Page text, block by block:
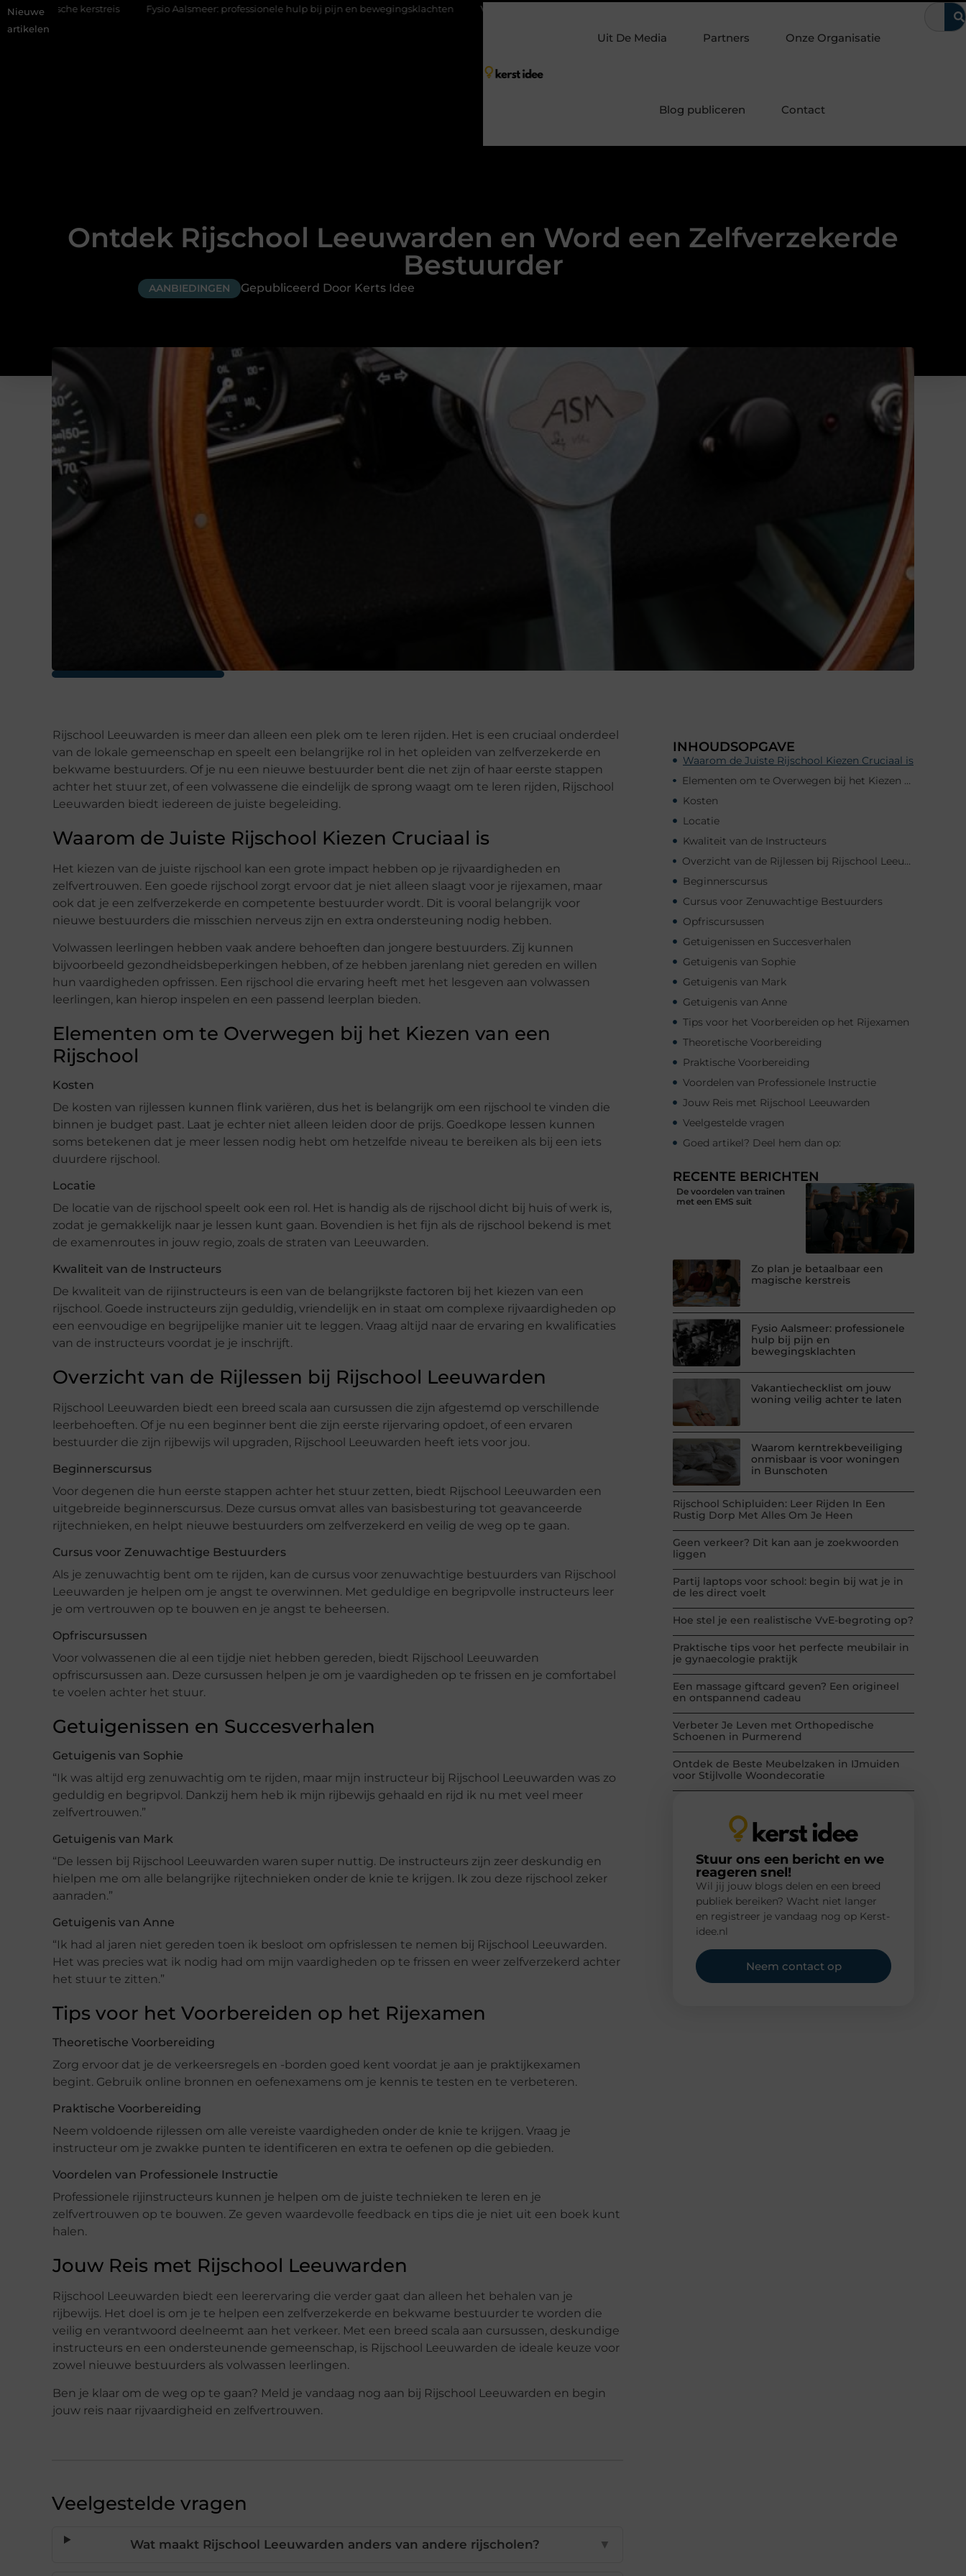
Nieuwe
artikelen
kerstreis Fysio Aalsmeer: professionele hulp bij pijn en bewegingsklachten Vakantiechecklist om jouw woning veilig achter te laten Waarom kerntrekbeveiliging onmisbaar is voor
Uit De Media Partners Onze Organisatie
Blog publiceren Contact
Ontdek Rijschool Leeuwarden en Word een Zelfverzekerde
Bestuurder
AANBIEDINGEN Gepubliceerd Door Kerts Idee
Rijschool Leeuwarden is meer dan alleen een plek om te leren rijden. Het is een cruciaal onderdeel
van de lokale gemeenschap en speelt een belangrijke rol in het opleiden van zelfverzekerde en
bekwame bestuurders. Of je nu een nieuwe bestuurder bent die net zijn of haar eerste stappen
achter het stuur zet, of een volwassene die eindelijk de sprong waagt om te leren rijden, Rijschool
Leeuwarden biedt iedereen de juiste begeleiding.
Waarom de Juiste Rijschool Kiezen Cruciaal is
Het kiezen van de juiste rijschool kan een grote impact hebben op je rijvaardigheden en
zelfvertrouwen. Een goede rijschool zorgt ervoor dat je niet alleen slaagt voor je rijexamen, maar
ook dat je een zelfverzekerde en competente bestuurder wordt. Dit is vooral belangrijk voor
nieuwe bestuurders die misschien nerveus zijn en extra ondersteuning nodig hebben.
Volwassen leerlingen hebben vaak andere behoeften dan jongere bestuurders. Zij kunnen
bijvoorbeeld gezondheidsbeperkingen hebben, of ze hebben jarenlang niet gereden en willen
hun vaardigheden opfrissen. Een rijschool die ervaring heeft met het lesgeven aan volwassen
leerlingen, kan hierop inspelen en een passend leerplan bieden.
Elementen om te Overwegen bij het Kiezen van een
Rijschool
Kosten
De kosten van rijlessen kunnen flink variëren, dus het is belangrijk om een rijschool te vinden die
binnen je budget past. Laat je echter niet alleen leiden door de prijs. Goedkope lessen kunnen
soms betekenen dat je meer lessen nodig hebt om hetzelfde niveau te bereiken als bij een iets
duurdere rijschool.
Locatie
De locatie van de rijschool speelt ook een rol. Het is handig als de rijschool dicht bij huis of werk is,
zodat je gemakkelijk naar je lessen kunt gaan. Bovendien is het fijn als de rijschool bekend is met
de examenroutes in jouw regio, zoals de straten van Leeuwarden.
Kwaliteit van de Instructeurs
De kwaliteit van de rijinstructeurs is een van de belangrijkste factoren bij het kiezen van een
rijschool. Goede instructeurs zijn geduldig, vriendelijk en in staat om complexe rijvaardigheden op
een eenvoudige en begrijpelijke manier uit te leggen. Vraag altijd naar de ervaring en kwalificaties
van de instructeurs voordat je je inschrijft.
Overzicht van de Rijlessen bij Rijschool Leeuwarden
Rijschool Leeuwarden biedt een breed scala aan cursussen die zijn afgestemd op verschillende
leerbehoeften. Of je nu een beginner bent die zijn eerste rijervaring opdoet, of een ervaren
bestuurder die zijn rijbewijs wil upgraden, Rijschool Leeuwarden heeft iets voor jou.
Beginnerscursus
Voor degenen die hun eerste stappen achter het stuur zetten, biedt Rijschool Leeuwarden een
uitgebreide beginnerscursus. Deze cursus omvat alles van basisbesturing tot geavanceerde
rijtechnieken, en helpt nieuwe bestuurders om zelfverzekerd en veilig de weg op te gaan.
Cursus voor Zenuwachtige Bestuurders
Als je zenuwachtig bent om te rijden, kan de cursus voor zenuwachtige bestuurders van Rijschool
Leeuwarden je helpen om je angst te overwinnen. Met geduldige en begripvolle instructeurs leer
je om vertrouwen op te bouwen en je angst te beheersen.
Opfriscursussen
Voor volwassenen die al een tijdje niet hebben gereden, biedt Rijschool Leeuwarden
opfriscursussen aan. Deze cursussen helpen je om je vaardigheden op te frissen en je comfortabel
te voelen achter het stuur.
Getuigenissen en Succesverhalen
Getuigenis van Sophie
“Ik was altijd erg zenuwachtig om te rijden, maar mijn instructeur bij Rijschool Leeuwarden was zo
geduldig en begripvol. Dankzij hem heb ik mijn rijbewijs gehaald en rijd ik nu met veel meer
zelfvertrouwen.”
Getuigenis van Mark
“De lessen bij Rijschool Leeuwarden waren super nuttig. De instructeurs zijn zeer deskundig en
hielpen me om alle belangrijke rijtechnieken onder de knie te krijgen. Ik zou deze rijschool zeker
aanraden.”
Getuigenis van Anne
“Ik had al jaren niet gereden toen ik besloot om opfrislessen te nemen bij Rijschool Leeuwarden.
Het was precies wat ik nodig had om mijn vaardigheden op te frissen en weer zelfverzekerd achter
het stuur te zitten.”
Tips voor het Voorbereiden op het Rijexamen
Theoretische Voorbereiding
Zorg ervoor dat je de verkeersregels en -borden goed kent voordat je aan je praktijkexamen
begint. Gebruik online bronnen en oefenexamens om je kennis te testen en te verbeteren.
Praktische Voorbereiding
Neem voldoende rijlessen om alle vereiste vaardigheden onder de knie te krijgen. Vraag je
instructeur om je zwakke punten te identificeren en extra te oefenen op die gebieden.
Voordelen van Professionele Instructie
Professionele rijinstructeurs kunnen je helpen om de juiste technieken te leren en je
zelfvertrouwen op te bouwen. Ze geven waardevolle feedback en tips die je niet uit een boek kunt
halen.
Jouw Reis met Rijschool Leeuwarden
Rijschool Leeuwarden biedt een leerervaring die verder gaat dan alleen het behalen van je
rijbewijs. Het doel is om je te helpen een zelfverzekerde en bekwame bestuurder te worden die
veilig en verantwoord deelneemt aan het verkeer. Met een breed scala aan cursussen, deskundige
instructeurs en een ondersteunende gemeenschap, is Rijschool Leeuwarden de ideale keuze voor
zowel nieuwe bestuurders als volwassen leerlingen.
Ben je klaar om de weg op te gaan? Meld je vandaag nog aan bij Rijschool Leeuwarden en begin
jouw reis naar rijvaardigheid en zelfvertrouwen.
Veelgestelde vragen
Wat maakt Rijschool Leeuwarden anders van andere rijscholen? ▼
INHOUDSOPGAVE
Waarom de Juiste Rijschool Kiezen Cruciaal is
Elementen om te Overwegen bij het Kiezen van een Rijschool
Kosten
Locatie
Kwaliteit van de Instructeurs
Overzicht van de Rijlessen bij Rijschool Leeuwarden
Beginnerscursus
Cursus voor Zenuwachtige Bestuurders
Opfriscursussen
Getuigenissen en Succesverhalen
Getuigenis van Sophie
Getuigenis van Mark
Getuigenis van Anne
Tips voor het Voorbereiden op het Rijexamen
Theoretische Voorbereiding
Praktische Voorbereiding
Voordelen van Professionele Instructie
Jouw Reis met Rijschool Leeuwarden
Veelgestelde vragen
Goed artikel? Deel hem dan op:
RECENTE BERICHTEN
De voordelen van trainen
met een EMS suit
Zo plan je betaalbaar een
magische kerstreis
Fysio Aalsmeer: professionele
hulp bij pijn en
bewegingsklachten
Vakantiechecklist om jouw
woning veilig achter te laten
Waarom kerntrekbeveiliging
onmisbaar is voor woningen
in Bunschoten
Rijschool Schipluiden: Leer Rijden In Een
Rustig Dorp Met Alles Om Je Heen
Geen verkeer? Dit kan aan je zoekwoorden
liggen
Partij laptops voor school: begin bij wat je in
de les direct voelt
Hoe stel je een realistische VvE-begroting op?
Praktische tips voor het perfecte meubilair in
je gynaecologie praktijk
Een massage giftcard geven? Een origineel
en ontspannend cadeau
Verbeter Je Leven met Orthopedische
Schoenen in Purmerend
Ontdek de Beste Meubelzaken in IJmuiden
voor Stijlvolle Woondecoratie
Stuur ons een bericht en we
reageren snel!
Wil jij jouw blogs delen en een breed
publiek bereiken? Wacht niet langer
en registreer je vandaag nog op Kerst-
idee.nl
Neem contact op